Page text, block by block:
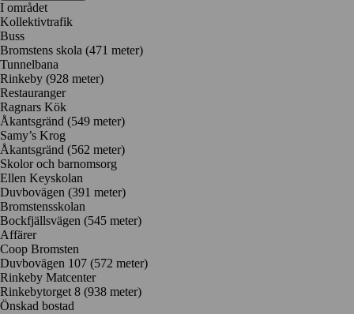
I området
Kollektivtrafik
Buss
Bromstens skola (471 meter)
Tunnelbana
Rinkeby (928 meter)
Restauranger
Ragnars Kök
Åkantsgränd (549 meter)
Samy’s Krog
Åkantsgränd (562 meter)
Skolor och barnomsorg
Ellen Keyskolan
Duvbovägen (391 meter)
Bromstensskolan
Bockfjällsvägen (545 meter)
Affärer
Coop Bromsten
Duvbovägen 107 (572 meter)
Rinkeby Matcenter
Rinkebytorget 8 (938 meter)
Önskad bostad